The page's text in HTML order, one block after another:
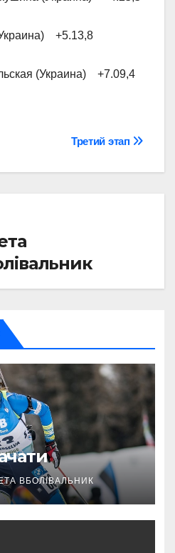
+5.13,8
(Украина) +7.09,4
Третий этап
ВБОЛІВАЛЬНИК